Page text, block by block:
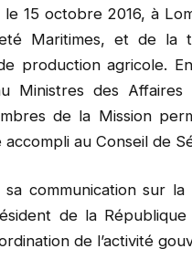
15 octobre 2016, à
Maritimes, et de la
production agricole.
Ministres des
de la Mission
au Conseil de
communication sur
de la
de l’activité